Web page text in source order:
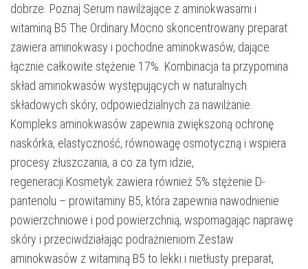
dobrze. Poznaj Serum nawilżające z aminokwasami i
witaminą B5 The Ordinary.Mocno skoncentrowany preparat
zawiera aminokwasy i pochodne aminokwasów, dające
łącznie całkowite stężenie 17%. Kombinacja ta przypomina
skład aminokwasów występujących w naturalnych
składowych skóry, odpowiedzialnych za nawilżanie.
Kompleks aminokwasów zapewnia zwiększoną ochronę
naskórka, elastyczność, równowagę osmotyczną i wspiera
procesy złuszczania, a co za tym idzie,
regeneracji.Kosmetyk zawiera również 5% stężenie D-
pantenolu – prowitaminy B5, która zapewnia nawodnienie
powierzchniowe i pod powierzchnią, wspomagając naprawę
skóry i przeciwdziałając podrażnieniom.Zestaw
aminokwasów z witaminą B5 to lekki i nietłusty preparat,